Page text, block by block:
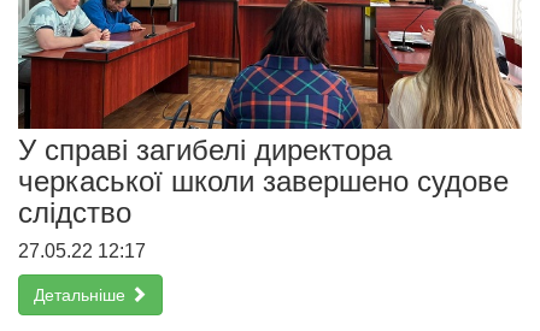
У справі загибелі директора
черкаської школи завершено судове
слідство
27.05.22 12:17
Детальніше